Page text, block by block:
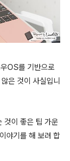
OS를 기반으로
은 것이 사실입니
것이 좋은 팁 가운
야기를 해 보려 합